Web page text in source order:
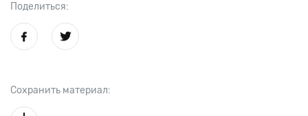
Поделиться:
Сохранить материал: